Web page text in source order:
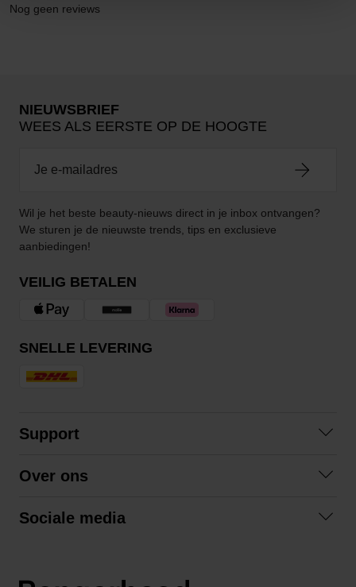
Nog geen reviews
NIEUWSBRIEF
WEES ALS EERSTE OP DE HOOGTE
Wil je het beste beauty-nieuws direct in je inbox ontvangen?
We sturen je de nieuwste trends, tips en exclusieve
aanbiedingen!
VEILIG BETALEN
SNELLE LEVERING
Support
Algemene voorwaarden
Over ons
Sociale media